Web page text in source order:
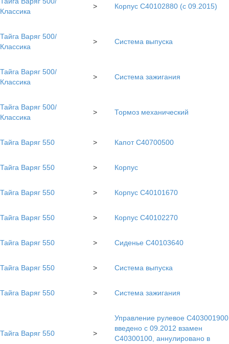
Классика
> Корпус С40102880 (с 09.2015)
Тайга Варяг 500/
Классика
> Система выпуска
Тайга Варяг 500/
Классика
> Система зажигания
Тайга Варяг 500/
Классика
> Тормоз механический
Тайга Варяг 550 > Капот C40700500
Тайга Варяг 550 > Корпус
Тайга Варяг 550 > Корпус С40101670
Тайга Варяг 550 > Корпус С40102270
Тайга Варяг 550 > Сиденье С40103640
Тайга Варяг 550 > Система выпуска
Тайга Варяг 550 > Система зажигания
Тайга Варяг 550 >
Управление рулевое C403001900
введено с 09.2012 взамен
С40300100, аннулировано в